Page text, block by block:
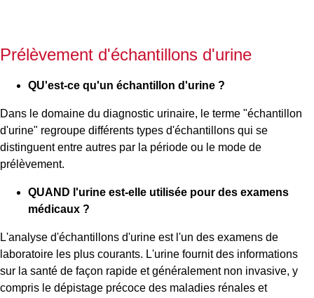
Prélèvement d'échantillons d'urine
QU'est-ce qu'un échantillon d'urine ?
Dans le domaine du diagnostic urinaire, le terme "échantillon
d'urine" regroupe différents types d'échantillons qui se
distinguent entre autres par la période ou le mode de
prélèvement.
QUAND l'urine est-elle utilisée pour des examens
médicaux ?
L'analyse d'échantillons d'urine est l'un des examens de
laboratoire les plus courants. L'urine fournit des informations
sur la santé de façon rapide et généralement non invasive, y
compris le dépistage précoce des maladies rénales et